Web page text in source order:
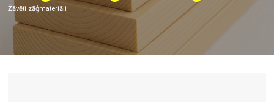
Žāvēti zāģmateriāli